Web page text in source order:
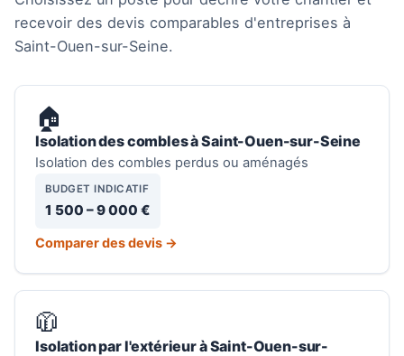
recevoir des devis comparables d'entreprises à
Saint-Ouen-sur-Seine.
🏠
Isolation des combles à Saint-Ouen-sur-Seine
Isolation des combles perdus ou aménagés
BUDGET INDICATIF
1 500 – 9 000 €
Comparer des devis →
🧥
Isolation par l'extérieur à Saint-Ouen-sur-